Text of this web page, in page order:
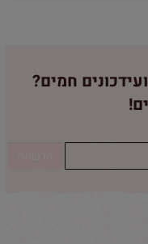
חמים?